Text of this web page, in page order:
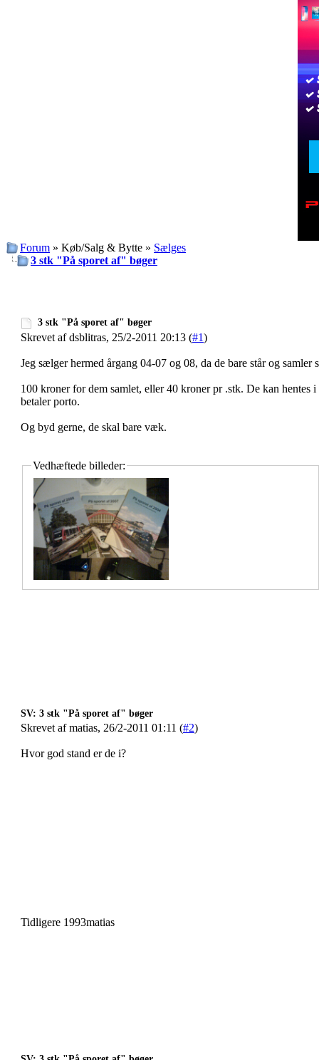
Forum » Køb/Salg & Bytte » Sælges
3 stk "På sporet af" bøger
3 stk "På sporet af" bøger
Skrevet af dsblitras, 25/2-2011 20:13 (#1)
Jeg sælger hermed årgang 04-07 og 08, da de bare står og samler
100 kroner for dem samlet, eller 40 kroner pr .stk. De kan hentes
betaler porto.
Og byd gerne, de skal bare væk.
Vedhæftede billeder:
SV: 3 stk "På sporet af" bøger
Skrevet af matias, 26/2-2011 01:11 (#2)
Hvor god stand er de i?
Tidligere 1993matias